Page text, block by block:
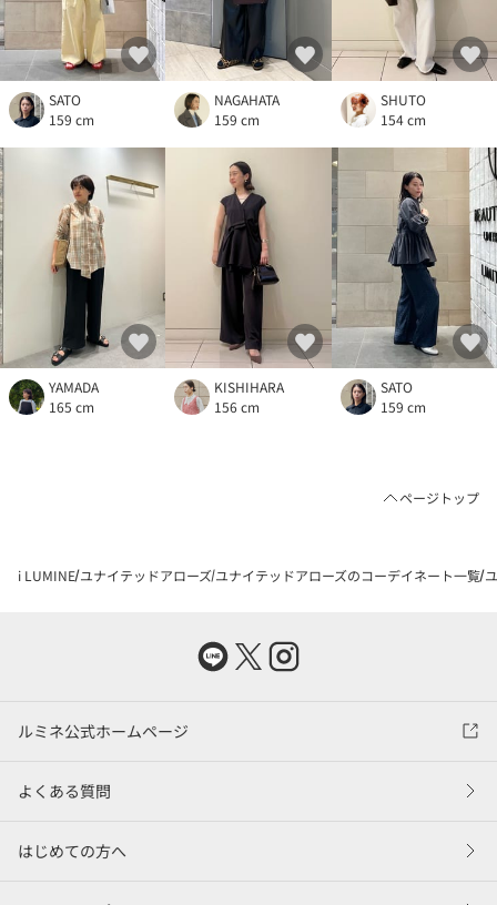
SATO
159 cm
NAGAHATA
159 cm
SHUTO
154 cm
YAMADA
165 cm
KISHIHARA
156 cm
SATO
159 cm
ページトップ
i LUMINE ユナイテッドアローズ ユナイテッドアローズのコーデイネート一覧
ルミネ公式ホームページ
よくある質問
はじめての方へ